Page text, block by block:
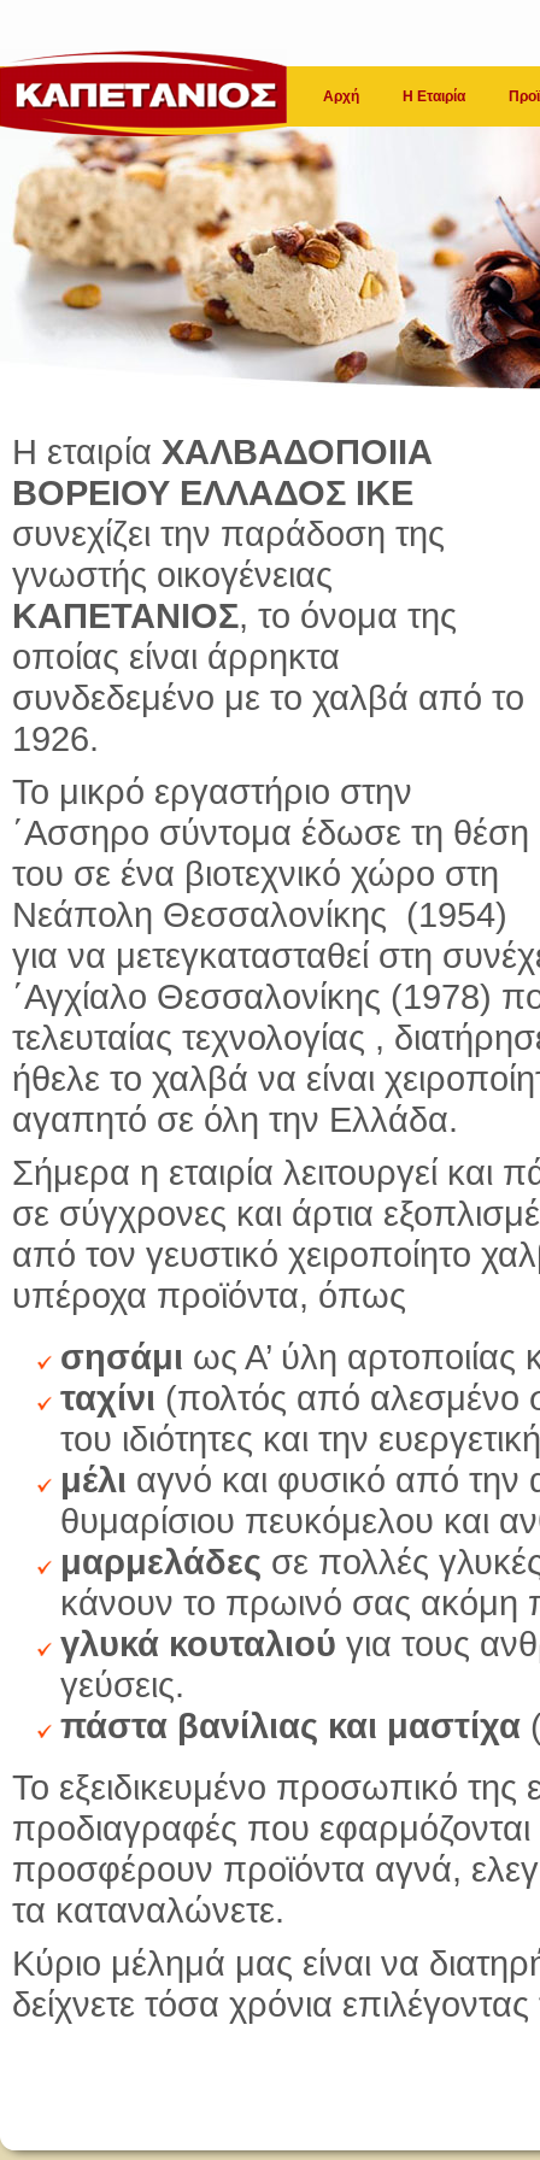
Αρχή Η Εταιρία
Η εταιρία ΧΑΛΒΑΔΟΠΟΙΙΑ
ΒΟΡΕΙΟΥ ΕΛΛΑΔΟΣ ΙΚΕ
συνεχίζει την παράδοση της
γνωστής οικογένειας
ΚΑΠΕΤΑΝΙΟΣ, το όνομα της
οποίας είναι άρρηκτα
συνδεδεμένο με το χαλβά από το
1926.
Το μικρό εργαστήριο στην
΄Ασσηρο σύντομα έδωσε τη θέση
του σε ένα βιοτεχνικό χώρο στη
Νεάπολη Θεσσαλονίκης (1954)
για να μετεγκατασταθεί στη
΄Αγχίαλο Θεσσαλονίκης (1978)
τελευταίας τεχνολογίας ,
ήθελε το χαλβά να είναι
αγαπητό σε όλη την Ελλάδα.
Σήμερα η εταιρία λειτουργεί και
σε σύγχρονες και άρτια
από τον γευστικό χειροποίητο
υπέροχα προϊόντα, όπως
σησάμι ως Α’ ύλη αρτοποιίας
ταχίνι (πολτός από αλεσμένο
του ιδιότητες και την
μέλι αγνό και φυσικό από την
θυμαρίσιου πευκόμελου και
μαρμελάδες σε πολλές
κάνουν το πρωινό σας ακόμη
γλυκά κουταλιού για τους
γεύσεις.
πάστα βανίλιας και μαστίχα
Το εξειδικευμένο προσωπικό της
προδιαγραφές που
προσφέρουν προϊόντα αγνά,
τα καταναλώνετε.
Κύριο μέλημά μας είναι να
δείχνετε τόσα χρόνια